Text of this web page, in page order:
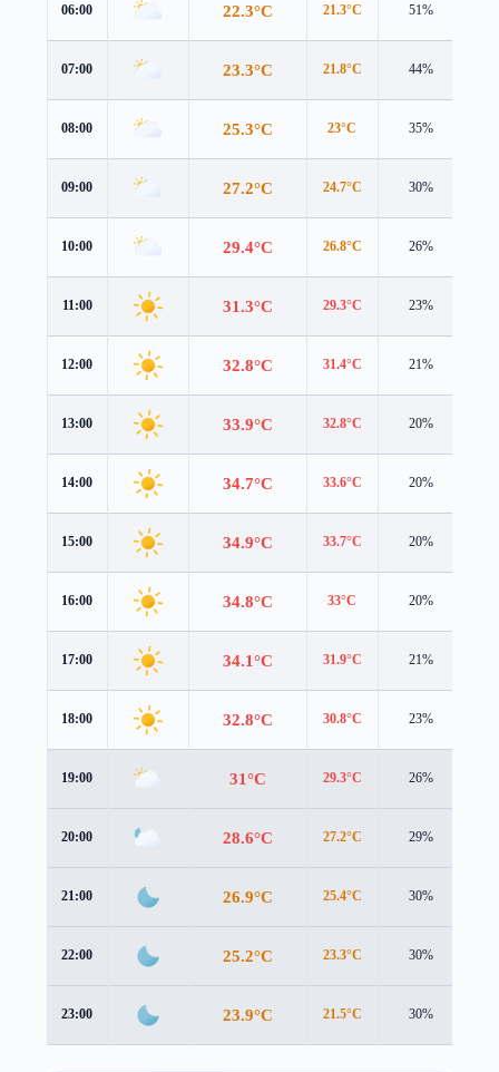
06:00 22.3°C 21.3°C 51%
07:00 23.3°C 21.8°C 44%
08:00 25.3°C 23°C 35%
09:00 27.2°C 24.7°C 30%
10:00 29.4°C 26.8°C 26%
11:00 31.3°C 29.3°C 23%
12:00 32.8°C 31.4°C 21%
13:00 33.9°C 32.8°C 20%
14:00 34.7°C 33.6°C 20%
15:00 34.9°C 33.7°C 20%
16:00 34.8°C 33°C 20%
17:00 34.1°C 31.9°C 21%
18:00 32.8°C 30.8°C 23%
19:00 31°C 29.3°C 26%
20:00 28.6°C 27.2°C 29%
21:00 26.9°C 25.4°C 30%
22:00 25.2°C 23.3°C 30%
23:00 23.9°C 21.5°C 30%